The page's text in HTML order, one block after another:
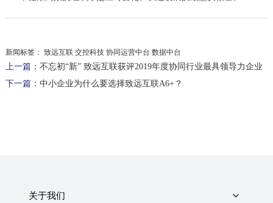
新闻标签： 致远互联 交控科技 协同运营中台 数据中台
上一篇： 不忘初“新” 致远互联获评2019年度协同行业最具领导力企业
下一篇： 中小企业为什么要选择致远互联A6+？
关于我们